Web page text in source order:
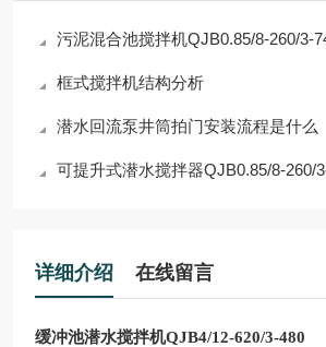
污泥混合池搅拌机QJB0.85/8-260/3-
框式搅拌机结构分析
潜水回流泵井筒拍门安装流程是什么
可提升式潜水搅拌器QJB0.85/8-260/
详细介绍 在线留言
缓冲池潜水搅拌机QJB4/12-620/3-480